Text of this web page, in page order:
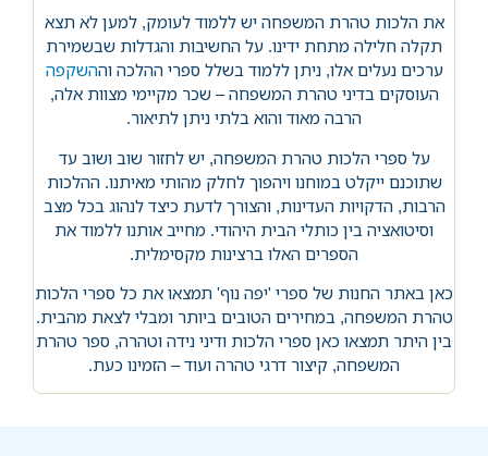
את הלכות טהרת המשפחה יש ללמוד לעומק, למען לא תצא
תקלה חלילה מתחת ידינו. על החשיבות והגדלות שבשמירת
ערכים נעלים אלו, ניתן ללמוד בשלל ספרי ההלכה וההשקפה
העוסקים בדיני טהרת המשפחה – שכר מקיימי מצוות אלה,
הרבה מאוד והוא בלתי ניתן לתיאור.
על ספרי הלכות טהרת המשפחה, יש לחזור שוב ושוב עד
שתוכנם ייקלט במוחנו ויהפוך לחלק מהותי מאיתנו. ההלכות
הרבות, הדקויות העדינות, והצורך לדעת כיצד לנהוג בכל מצב
וסיטואציה בין כותלי הבית היהודי. מחייב אותנו ללמוד את
הספרים האלו ברצינות מקסימלית.
כאן באתר החנות של ספרי 'יפה נוף' תמצאו את כל ספרי הלכות
טהרת המשפחה, במחירים הטובים ביותר ומבלי לצאת מהבית.
בין היתר תמצאו כאן ספרי הלכות ודיני נידה וטהרה, ספר טהרת
המשפחה, קיצור דרגי טהרה ועוד – הזמינו כעת.